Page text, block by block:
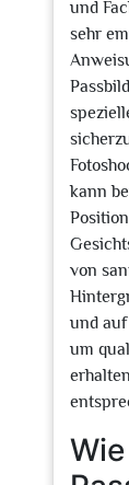
und
sehr
kann
von
und auf
um